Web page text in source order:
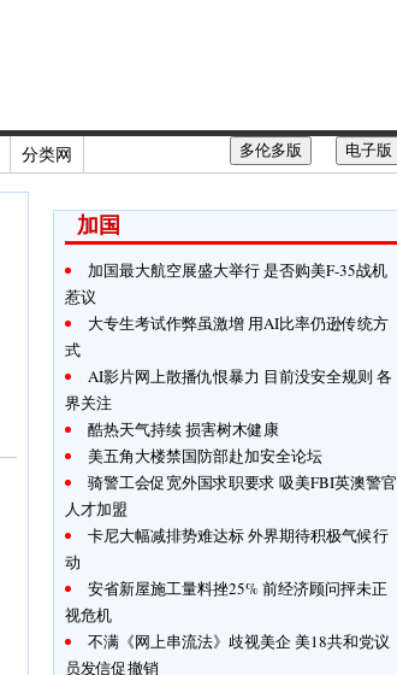
分类网 电子版
多伦多版
加国
加国最大航空展盛大举行 是否购美F-35战机
惹议
大专生考试作弊虽激增 用AI比率仍逊传统方
式
AI影片网上散播仇恨暴力 目前没安全规则 各
界关注
酷热天气持续 损害树木健康
美五角大楼禁国防部赴加安全论坛
骑警工会促宽外国求职要求 吸美FBI英澳警官
人才加盟
卡尼大幅减排势难达标 外界期待积极气候行
动
安省新屋施工量料挫25% 前经济顾问抨未正
视危机
不满《网上串流法》歧视美企 美18共和党议
员发信促撤销